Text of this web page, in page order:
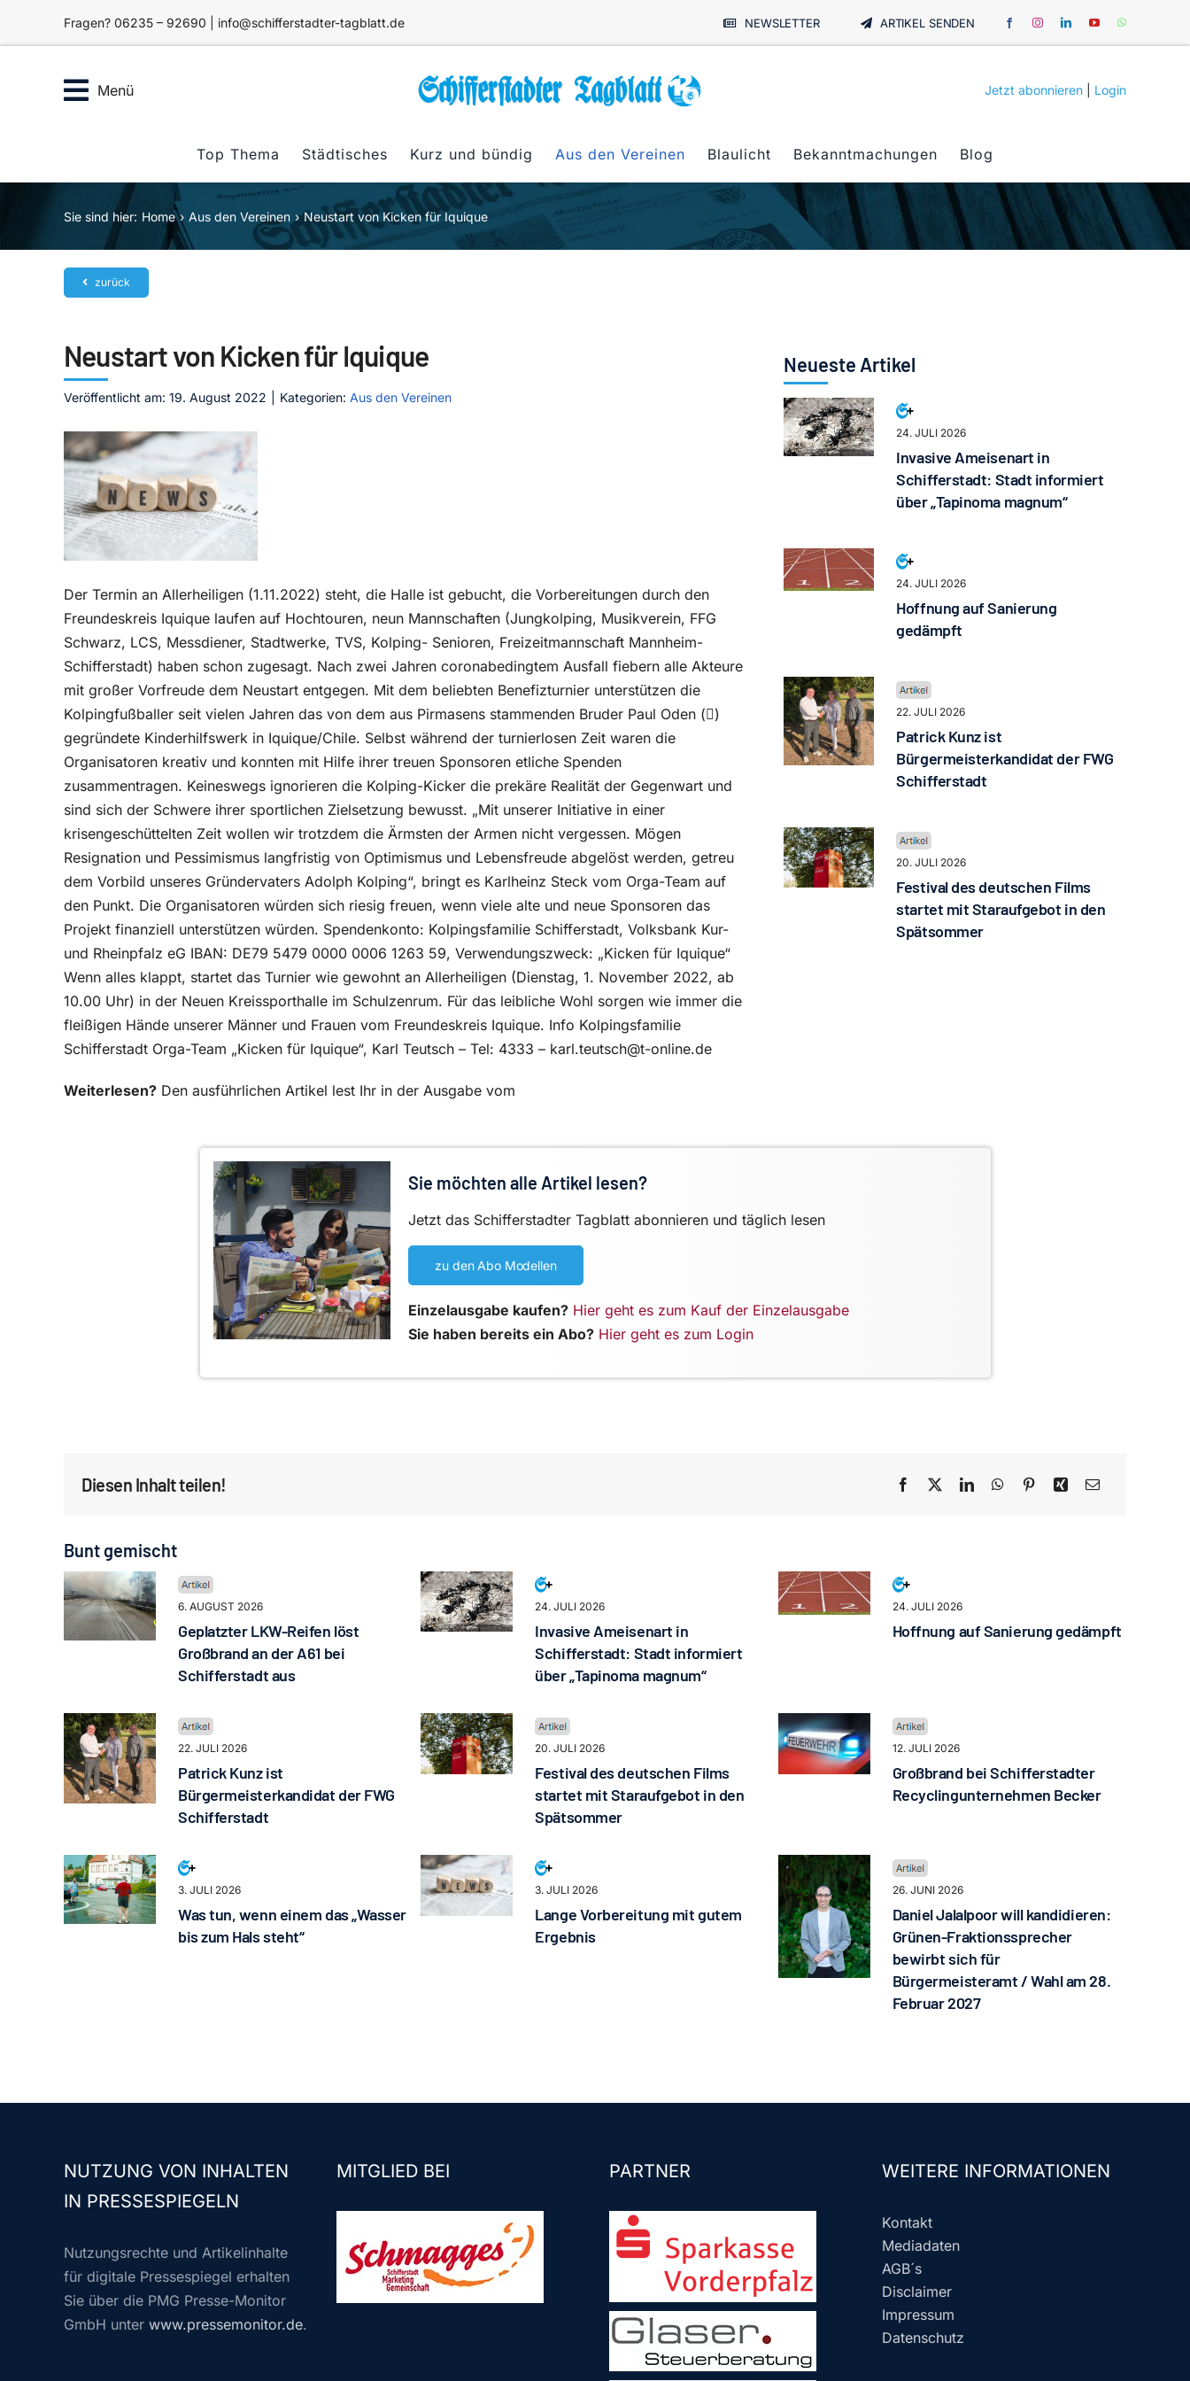
Fragen? 06235 – 92690 | info@schifferstadter-tagblatt.de NEWSLETTER ARTIKEL SENDEN
Menü Jetzt abonnieren Login
Top Thema Städtisches Kurz und bündig Aus den Vereinen Blaulicht Bekanntmachungen Blog
Sie sind hier: Home Aus den Vereinen Neustart von Kicken für Iquique
zurück
Neustart von Kicken für Iquique
Veröffentlicht am: 19. August 2022 Kategorien: Aus den Vereinen
Der Termin an Allerheiligen (1.11.2022) steht, die Halle ist gebucht, die Vorbereitungen durch den
Freundeskreis Iquique laufen auf Hochtouren, neun Mannschaften (Jungkolping, Musikverein, FFG
Schwarz, LCS, Messdiener, Stadtwerke, TVS, Kolping- Senioren, Freizeitmannschaft Mannheim-
Schifferstadt) haben schon zugesagt. Nach zwei Jahren coronabedingtem Ausfall fiebern alle Akteure
mit großer Vorfreude dem Neustart entgegen. Mit dem beliebten Benefizturnier unterstützen die
Kolpingfußballer seit vielen Jahren das von dem aus Pirmasens stammenden Bruder Paul Oden ()
gegründete Kinderhilfswerk in Iquique/Chile. Selbst während der turnierlosen Zeit waren die
Organisatoren kreativ und konnten mit Hilfe ihrer treuen Sponsoren etliche Spenden
zusammentragen. Keineswegs ignorieren die Kolping-Kicker die prekäre Realität der Gegenwart und
sind sich der Schwere ihrer sportlichen Zielsetzung bewusst. „Mit unserer Initiative in einer
krisengeschüttelten Zeit wollen wir trotzdem die Ärmsten der Armen nicht vergessen. Mögen
Resignation und Pessimismus langfristig von Optimismus und Lebensfreude abgelöst werden, getreu
dem Vorbild unseres Gründervaters Adolph Kolping“, bringt es Karlheinz Steck vom Orga-Team auf
den Punkt. Die Organisatoren würden sich riesig freuen, wenn viele alte und neue Sponsoren das
Projekt finanziell unterstützen würden. Spendenkonto: Kolpingsfamilie Schifferstadt, Volksbank Kur-
und Rheinpfalz eG IBAN: DE79 5479 0000 0006 1263 59, Verwendungszweck: „Kicken für Iquique“
Wenn alles klappt, startet das Turnier wie gewohnt an Allerheiligen (Dienstag, 1. November 2022, ab
10.00 Uhr) in der Neuen Kreissporthalle im Schulzenrum. Für das leibliche Wohl sorgen wie immer die
fleißigen Hände unserer Männer und Frauen vom Freundeskreis Iquique. Info Kolpingsfamilie
Schifferstadt Orga-Team „Kicken für Iquique“, Karl Teutsch – Tel: 4333 – karl.teutsch@t-online.de
Weiterlesen? Den ausführlichen Artikel lest Ihr in der Ausgabe vom
Neueste Artikel
24. JULI 2026
Invasive Ameisenart in
Schifferstadt: Stadt informiert
über „Tapinoma magnum“
24. JULI 2026
Hoffnung auf Sanierung
gedämpft
22. JULI 2026
Patrick Kunz ist
Bürgermeisterkandidat der FWG
Schifferstadt
20. JULI 2026
Festival des deutschen Films
startet mit Staraufgebot in den
Spätsommer
Sie möchten alle Artikel lesen?
Jetzt das Schifferstadter Tagblatt abonnieren und täglich lesen
zu den Abo Modellen
Einzelausgabe kaufen? Hier geht es zum Kauf der Einzelausgabe
Sie haben bereits ein Abo? Hier geht es zum Login
Diesen Inhalt teilen!
Bunt gemischt
6. AUGUST 2026
Geplatzter LKW-Reifen löst
Großbrand an der A61 bei
Schifferstadt aus
24. JULI 2026
Invasive Ameisenart in
Schifferstadt: Stadt informiert
über „Tapinoma magnum“
24. JULI 2026
Hoffnung auf Sanierung gedämpft
22. JULI 2026
Patrick Kunz ist
Bürgermeisterkandidat der FWG
Schifferstadt
20. JULI 2026
Festival des deutschen Films
startet mit Staraufgebot in den
Spätsommer
12. JULI 2026
Großbrand bei Schifferstadter
Recyclingunternehmen Becker
3. JULI 2026
Was tun, wenn einem das „Wasser
bis zum Hals steht“
3. JULI 2026
Lange Vorbereitung mit gutem
Ergebnis
26. JUNI 2026
Daniel Jalalpoor will kandidieren:
Grünen-Fraktionssprecher
bewirbt sich für
Bürgermeisteramt / Wahl am 28.
Februar 2027
NUTZUNG VON INHALTEN
IN PRESSESPIEGELN
Nutzungsrechte und Artikelinhalte
für digitale Pressespiegel erhalten
Sie über die PMG Presse-Monitor
GmbH unter www.pressemonitor.de.
MITGLIED BEI PARTNER WEITERE INFORMATIONEN
Kontakt
Mediadaten
AGB´s
Disclaimer
Impressum
Datenschutz